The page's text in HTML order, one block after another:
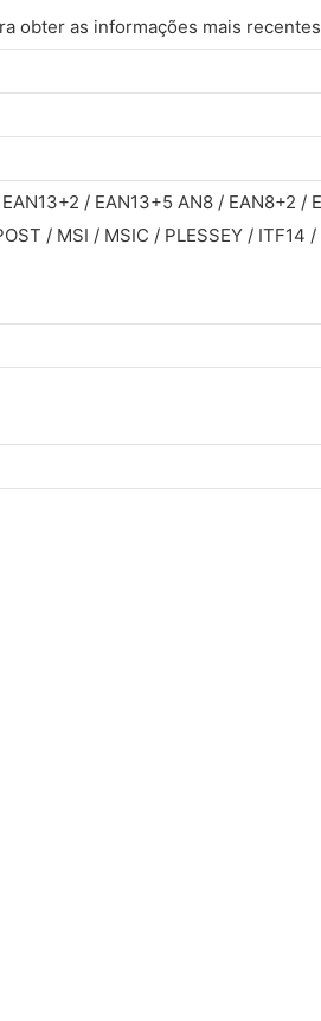
obter as informações mais
/ EAN13+5 AN8 / EAN8+2 /
/ MSI / MSIC / PLESSEY / ITF14 /